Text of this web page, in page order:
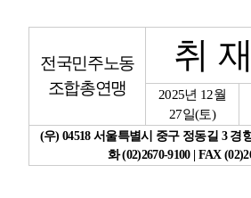
전국민주노동
조합총연맹
취
2025년 12월
27일(토)
(우) 04518서울특별시 중구 정동길 3 경
화(02)2670-9100 | FAX
업무